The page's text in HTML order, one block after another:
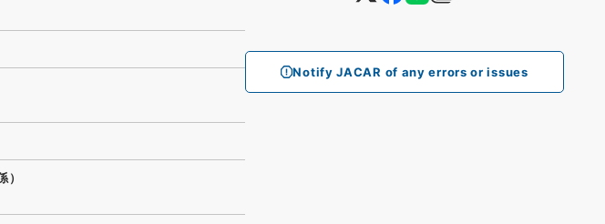
Notify JACAR of any errors or issues